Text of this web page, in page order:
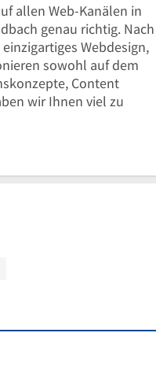
allen Web-Kanälen in
genau richtig. Nach
Webdesign,
sowohl auf dem
Content
wir Ihnen viel zu